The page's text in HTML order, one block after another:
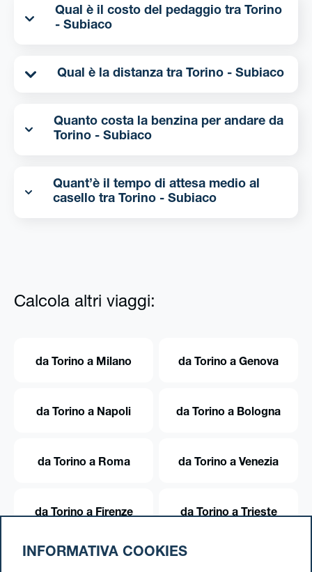
Qual è il costo del pedaggio tra Torino
- Subiaco
Qual è la distanza tra Torino - Subiaco
Quanto costa la benzina per andare da
Torino - Subiaco
Quant’è il tempo di attesa medio al
casello tra Torino - Subiaco
Calcola altri viaggi:
da Torino a Milano da Torino a Genova
da Torino a Napoli da Torino a Bologna
da Torino a Roma da Torino a Venezia
da Torino a Firenze da Torino a Trieste
INFORMATIVA COOKIES